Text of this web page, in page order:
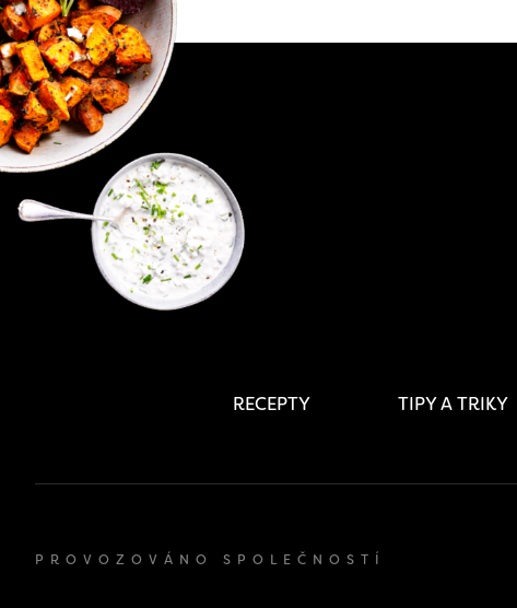
RECEPTY TIPY A TRIKY
PROVOZOVÁNO SPOLEČNOSTÍ